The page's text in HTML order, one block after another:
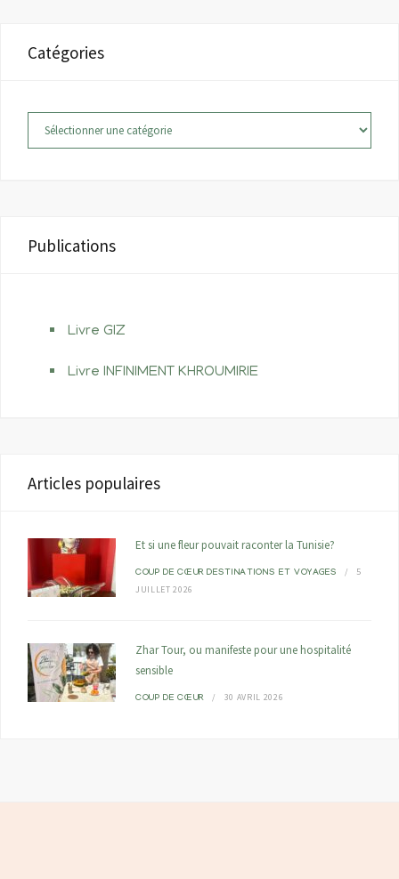
Catégories
Catégories
Publications
Livre GIZ
Livre INFINIMENT KHROUMIRIE
Articles populaires
Et si une fleur pouvait raconter la Tunisie?
COUP DE CŒUR DESTINATIONS ET VOYAGES
5
JUILLET 2026
Zhar Tour, ou manifeste pour une hospitalité
sensible
COUP DE CŒUR 30 AVRIL 2026